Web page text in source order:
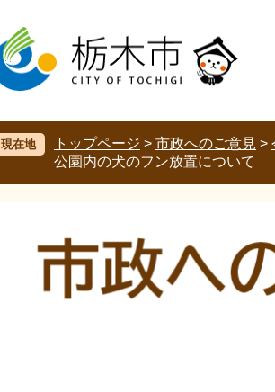
現在地 トップページ > 市政へのご意見 >
公園内の犬のフン放置について